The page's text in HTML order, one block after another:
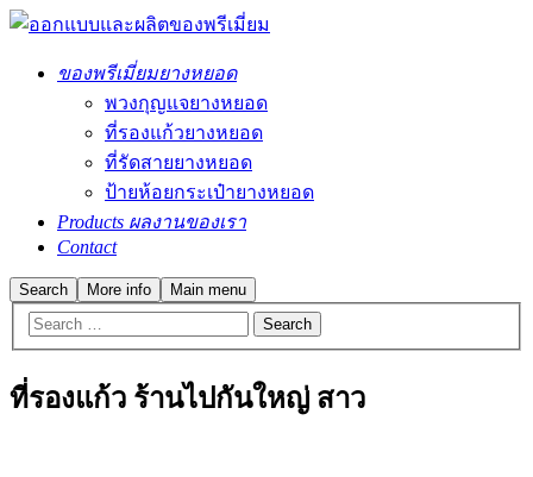
ของพรีเมี่ยมยางหยอด
พวงกุญแจยางหยอด
ที่รองแก้วยางหยอด
ที่รัดสายยางหยอด
ป้ายห้อยกระเป๋ายางหยอด
Products ผลงานของเรา
Contact
Search More info Main menu
ที่รองแก้ว ร้านไปกันใหญ่ สาว